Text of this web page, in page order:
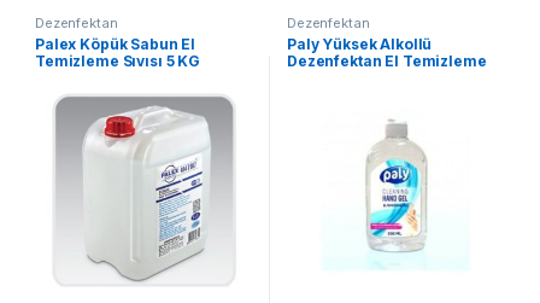
Dezenfektan
Palex Köpük Sabun El
Temizleme Sıvısı 5 KG
Dezenfektan
Paly Yüksek Alkollü
Dezenfektan El Temizleme